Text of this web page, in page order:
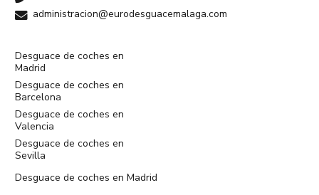
administracion@eurodesguacemalaga.com
Desguace de coches en
Madrid
Desguace de coches en
Barcelona
Desguace de coches en
Valencia
Desguace de coches en
Sevilla
Desguace de coches en Madrid